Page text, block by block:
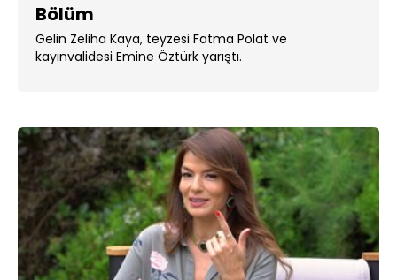
Bölüm
Gelin Zeliha Kaya, teyzesi Fatma Polat ve
kayınvalidesi Emine Öztürk yarıştı.